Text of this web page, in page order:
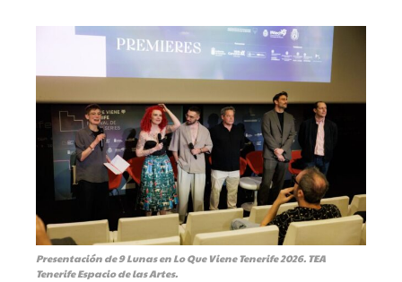
Presentación de 9 Lunas en Lo Que Viene Tenerife 2026. TEA
Tenerife Espacio de las Artes.